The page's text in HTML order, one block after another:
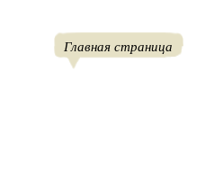
Главная страница